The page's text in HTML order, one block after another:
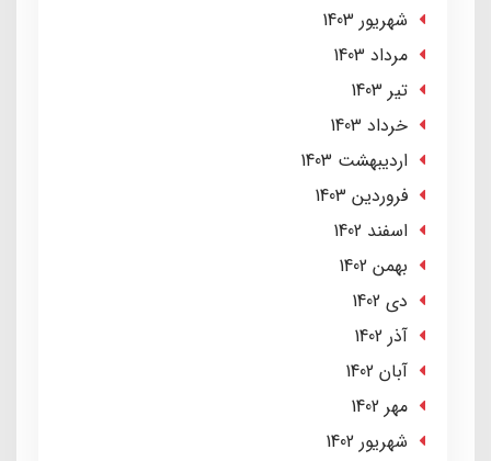
شهریور 1403
مرداد 1403
تير 1403
خرداد 1403
ارديبهشت 1403
فروردین 1403
اسفند 1402
بهمن 1402
دی 1402
آذر 1402
آبان 1402
مهر 1402
شهریور 1402